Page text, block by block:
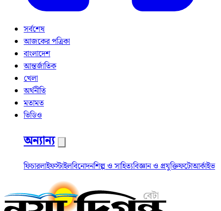
সর্বশেষ
আজকের পত্রিকা
বাংলাদেশ
আন্তর্জাতিক
খেলা
অর্থনীতি
মতামত
ভিডিও
অন্যান্য
ফিচারলাইফস্টাইলবিনোদনশিল্প ও সাহিত্যবিজ্ঞান ও প্রযুক্তিফটোআর্কাইভ